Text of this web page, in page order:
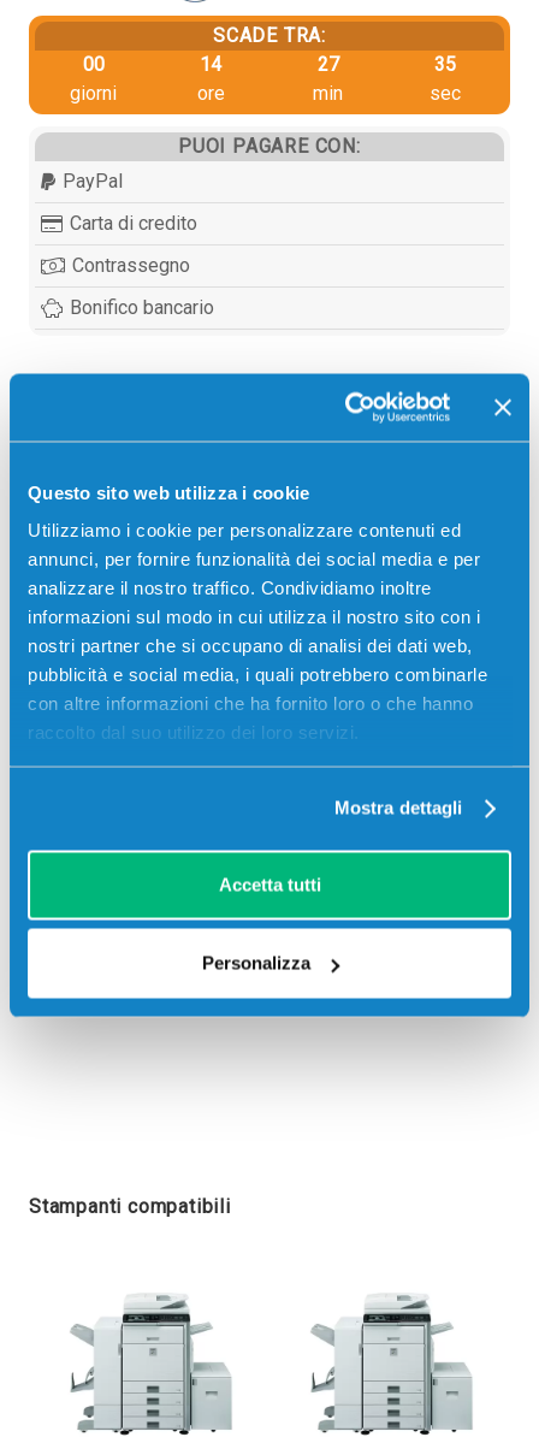
Questo sito web utilizza i cookie
Utilizziamo i cookie per personalizzare contenuti ed
annunci, per fornire funzionalità dei social media e per
analizzare il nostro traffico. Condividiamo inoltre
informazioni sul modo in cui utilizza il nostro sito con i
nostri partner che si occupano di analisi dei dati web,
pubblicità e social media, i quali potrebbero combinarle
con altre informazioni che ha fornito loro o che hanno
raccolto dal suo utilizzo dei loro servizi.
Mostra dettagli
Accetta tutti
Personalizza
SCADE TRA:
00
giorni
14
ore
27
min
35
sec
PUOI PAGARE CON:
PayPal
Carta di credito
Contrassegno
Bonifico bancario
Fusore Sharp MX410UH Superiore originale COLORE
200000 pagine per Stampanti: Sharp MX4100N,
Sharp MX4101N, Sharp MX5000N, Sharp MX5001N
Stampanti compatibili